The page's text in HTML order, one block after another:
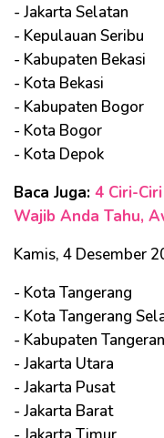
- Jakarta Selatan
- Kepulauan Seribu
- Kabupaten Bekasi
- Kota Bekasi
- Kabupaten Bogor
- Kota Bogor
- Kota Depok
Baca Juga: 4 Ciri-
Wajib Anda Tahu,
Kamis, 4 Desember
- Kota Tangerang
- Kota Tangerang
- Kabupaten
- Jakarta Utara
- Jakarta Pusat
- Jakarta Barat